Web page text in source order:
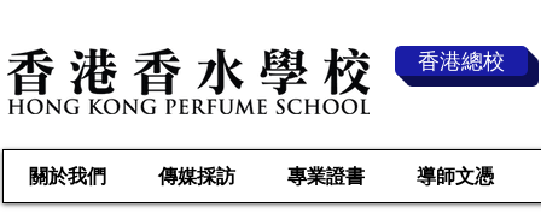
香港總校
關於我們 傳媒採訪 專業證書 導師文憑